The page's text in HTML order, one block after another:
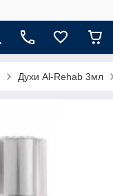
Духи Al-Rehab 3мл